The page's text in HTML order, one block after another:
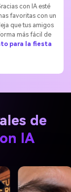
con IA esté
favoritas con un
que tus amigos
más fácil de
para la fiesta
de
IA